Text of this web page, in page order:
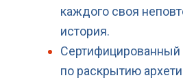
каждого своя
история.
Сертифицированный
по раскрытию